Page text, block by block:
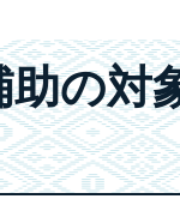
助の対